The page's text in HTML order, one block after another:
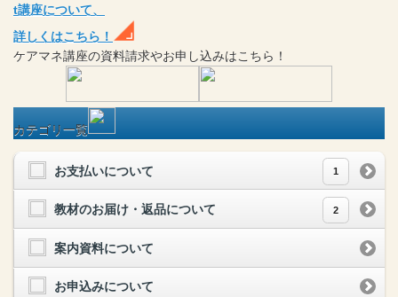
t講座について、
詳しくはこちら！
ケアマネ講座の資料請求やお申し込みはこちら！
カテゴリ一覧
お支払いについて 1
教材のお届け・返品について 2
案内資料について
お申込みについて